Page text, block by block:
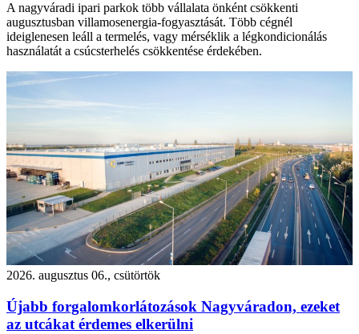
A nagyváradi ipari parkok több vállalata önként csökkenti
augusztusban villamosenergia-fogyasztását. Több cégnél
ideiglenesen leáll a termelés, vagy mérséklik a légkondicionálás
használatát a csúcsterhelés csökkentése érdekében.
2026. augusztus 06., csütörtök
Újabb forgalomkorlátozások Nagyváradon, ezeket
az utcákat érdemes elkerülni